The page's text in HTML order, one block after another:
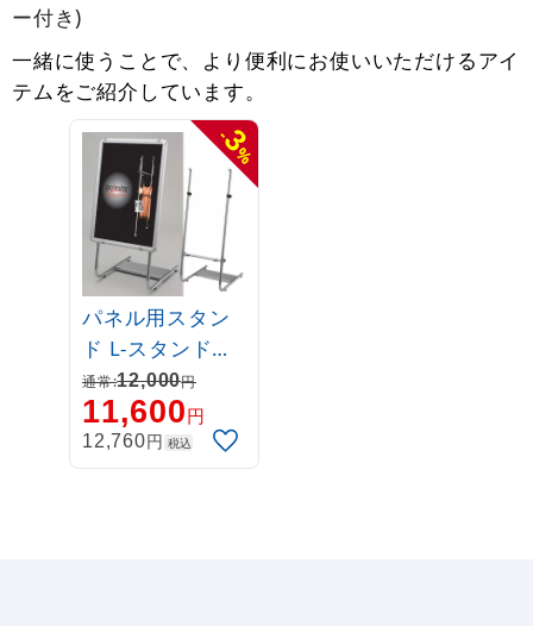
ー付き)
一緒に使うことで、より便利にお使いいただけるアイ
テムをご紹介しています。
-
3
%
パネル用スタン
ド L-スタンド
A2/B2/A1/B1対
応 (L-Stand)
通常:12,000円
11,600円
12,760円 税込